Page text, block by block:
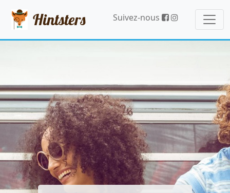
Hintsters Suivez-nous